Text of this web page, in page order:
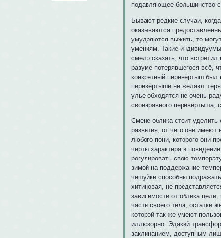
подавляющее большинство
Бывают редкие случаи,
оказываются
умудряются выжить, то
умениям. Такие
смело сказать, что
разуме потерявшегося всё,
конкретный перевёртыш
перевёртыши не желают
улье обходятся не очень
своенравного перевёртыша,
Смене облика стоит уделить
развития, от чего они
любого пони, которого они
черты характера и
регулировать свою
зимой на поддержание
чешуйки способны
хитиновая, не
зависимости от облика
части своего тела, остатки
которой так же умеют
иллюзорно. Эдакий
заклинанием, доступным